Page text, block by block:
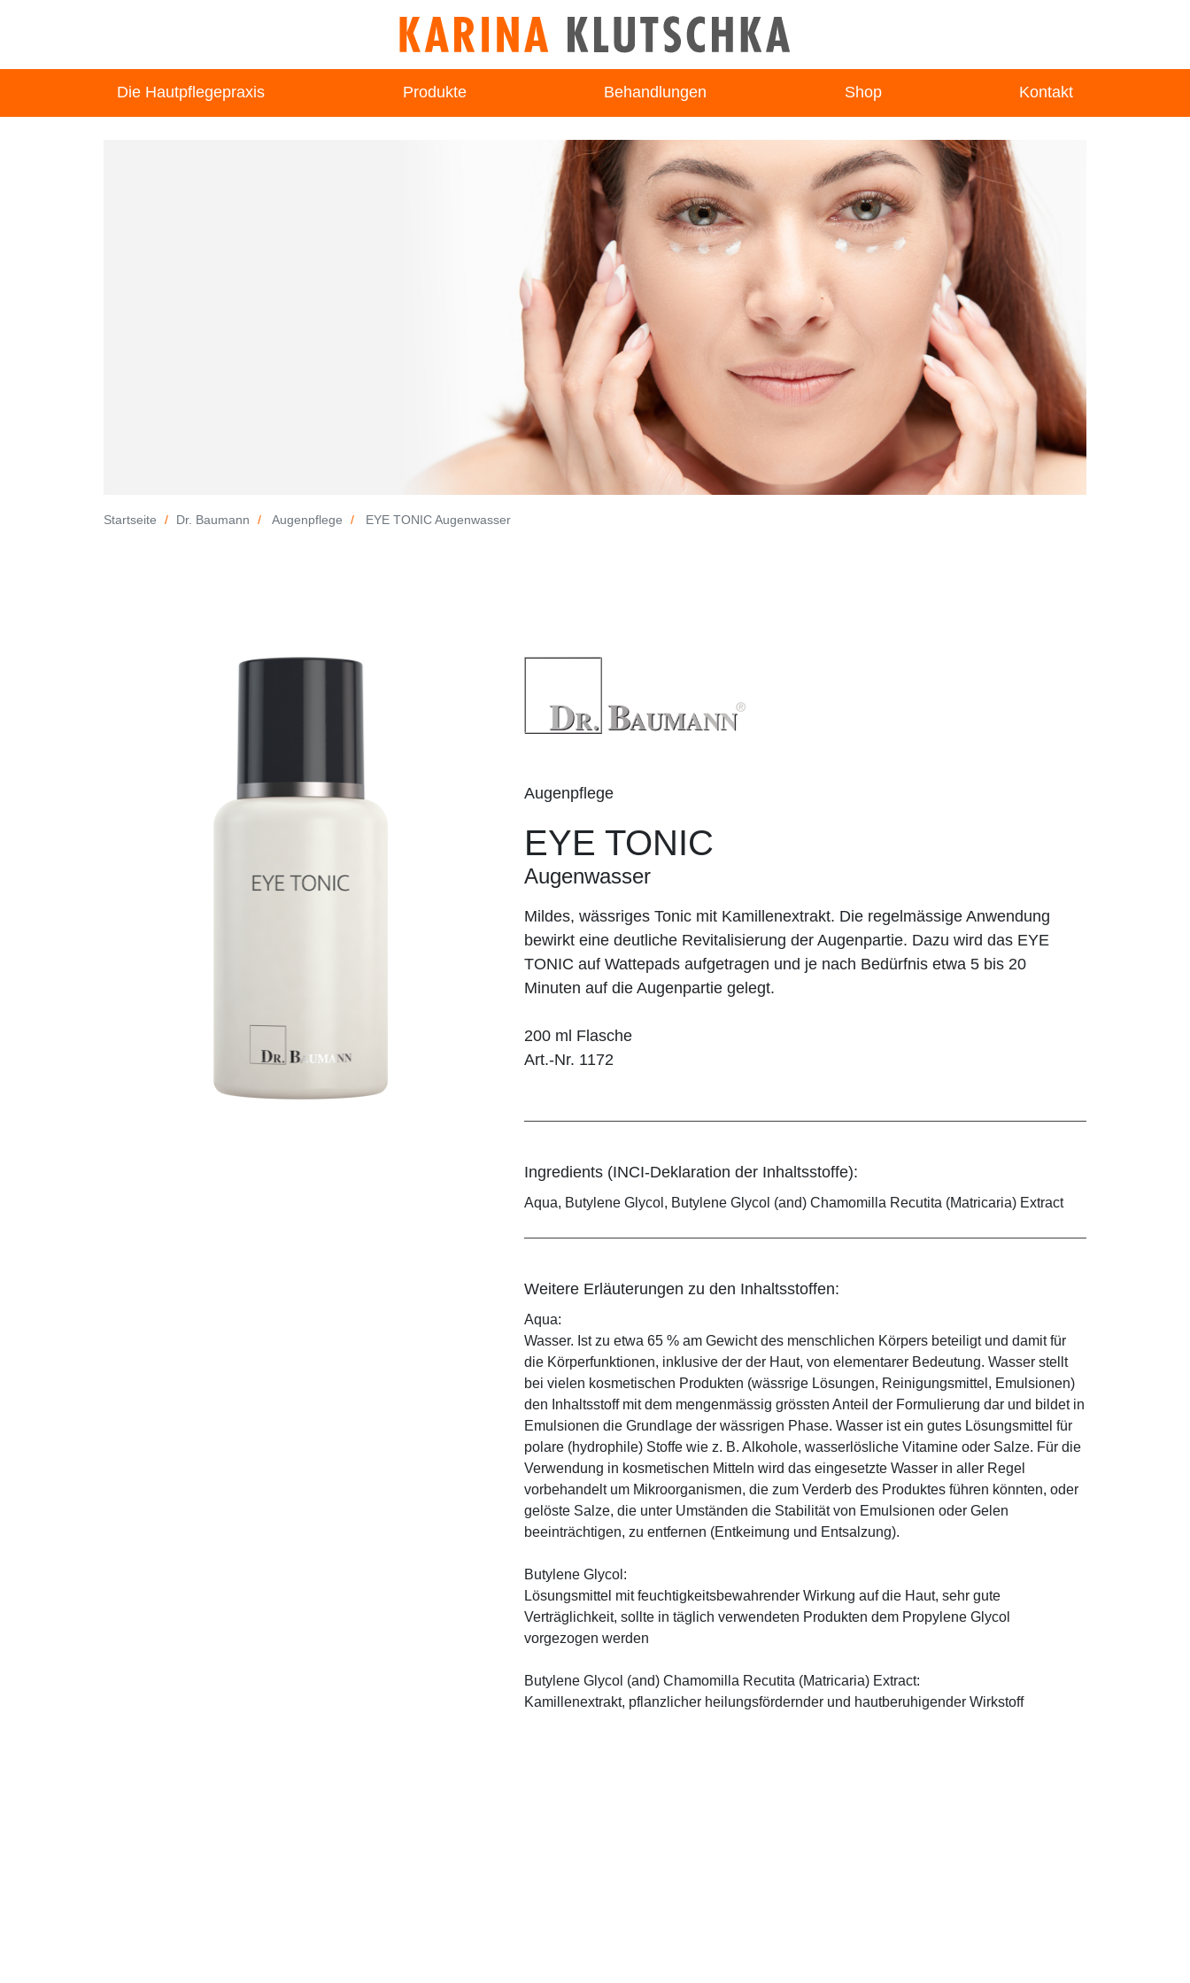
Die Hautpflegepraxis Produkte Behandlungen Shop Kontakt
Startseite Dr. Baumann Augenpflege EYE TONIC Augenwasser
Augenpflege
EYE TONIC
Augenwasser
Mildes, wässriges Tonic mit Kamillenextrakt. Die regelmässige Anwendung
bewirkt eine deutliche Revitalisierung der Augenpartie. Dazu wird das EYE
TONIC auf Wattepads aufgetragen und je nach Bedürfnis etwa 5 bis 20
Minuten auf die Augenpartie gelegt.
200 ml Flasche
Art.-Nr. 1172
Ingredients (INCI-Deklaration der Inhaltsstoffe):
Aqua, Butylene Glycol, Butylene Glycol (and) Chamomilla Recutita (Matricaria) Extract
Weitere Erläuterungen zu den Inhaltsstoffen:
Aqua:
Wasser. Ist zu etwa 65 % am Gewicht des menschlichen Körpers beteiligt und damit für
die Körperfunktionen, inklusive der der Haut, von elementarer Bedeutung. Wasser stellt
bei vielen kosmetischen Produkten (wässrige Lösungen, Reinigungsmittel, Emulsionen)
den Inhaltsstoff mit dem mengenmässig grössten Anteil der Formulierung dar und bildet in
Emulsionen die Grundlage der wässrigen Phase. Wasser ist ein gutes Lösungsmittel für
polare (hydrophile) Stoffe wie z. B. Alkohole, wasserlösliche Vitamine oder Salze. Für die
Verwendung in kosmetischen Mitteln wird das eingesetzte Wasser in aller Regel
vorbehandelt um Mikroorganismen, die zum Verderb des Produktes führen könnten, oder
gelöste Salze, die unter Umständen die Stabilität von Emulsionen oder Gelen
beeinträchtigen, zu entfernen (Entkeimung und Entsalzung).
Butylene Glycol:
Lösungsmittel mit feuchtigkeitsbewahrender Wirkung auf die Haut, sehr gute
Verträglichkeit, sollte in täglich verwendeten Produkten dem Propylene Glycol
vorgezogen werden
Butylene Glycol (and) Chamomilla Recutita (Matricaria) Extract:
Kamillenextrakt, pflanzlicher heilungsfördernder und hautberuhigender Wirkstoff